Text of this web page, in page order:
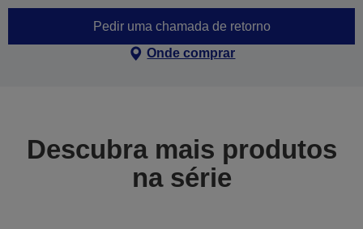
Pedir uma chamada de retorno
Onde comprar
Descubra mais produtos
na série